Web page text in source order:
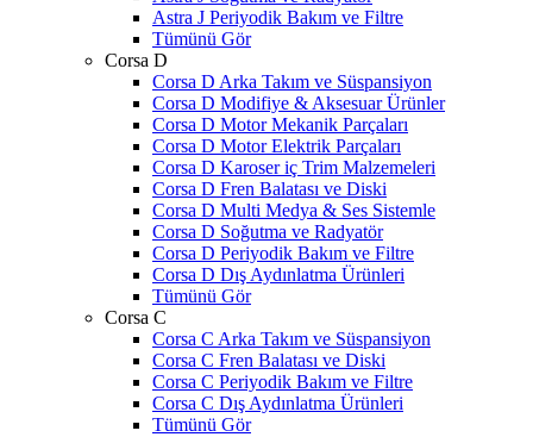
Astra J Periyodik Bakım ve Filtre
Tümünü Gör
Corsa D
Corsa D Arka Takım ve Süspansiyon
Corsa D Modifiye & Aksesuar Ürünler
Corsa D Motor Mekanik Parçaları
Corsa D Motor Elektrik Parçaları
Corsa D Karoser iç Trim Malzemeleri
Corsa D Fren Balatası ve Diski
Corsa D Multi Medya & Ses Sistemle
Corsa D Soğutma ve Radyatör
Corsa D Periyodik Bakım ve Filtre
Corsa D Dış Aydınlatma Ürünleri
Tümünü Gör
Corsa C
Corsa C Arka Takım ve Süspansiyon
Corsa C Fren Balatası ve Diski
Corsa C Periyodik Bakım ve Filtre
Corsa C Dış Aydınlatma Ürünleri
Tümünü Gör